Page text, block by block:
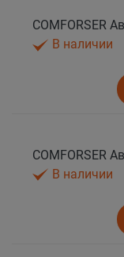
В наличии
В наличии